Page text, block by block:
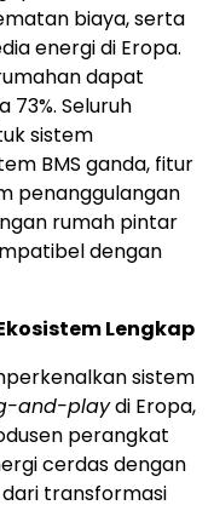
biaya, serta
energi di Eropa.
dapat
Seluruh
sistem
BMS ganda, fitur
penanggulangan
rumah pintar
dengan
Lengkap
sistem
and-playdi Eropa,
perangkat
cerdas dengan
transformasi